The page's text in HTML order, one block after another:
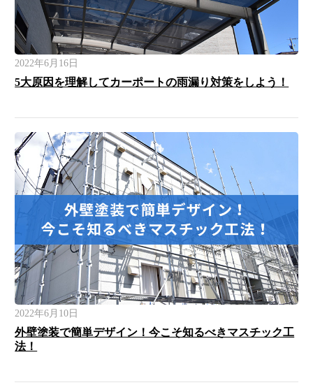
2022年6月16日
5大原因を理解してカーポートの雨漏り対策をしよう！
2022年6月10日
外壁塗装で簡単デザイン！今こそ知るべきマスチック工
法！